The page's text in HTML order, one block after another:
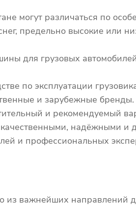
могут различаться по
предельно высокие или
для грузовых
по эксплуатации
и зарубежные
и рекомендуемый
качественными, надёжными
и профессиональных
из важнейших направлений